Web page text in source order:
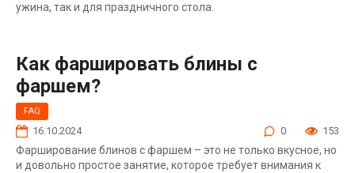
ужина, так и для праздничного стола.
Как фаршировать блины с
фаршем?
FAQ
16.10.2024 0 153
Фарширование блинов с фаршем – это не только вкусное, но
и довольно простое занятие, которое требует внимания к